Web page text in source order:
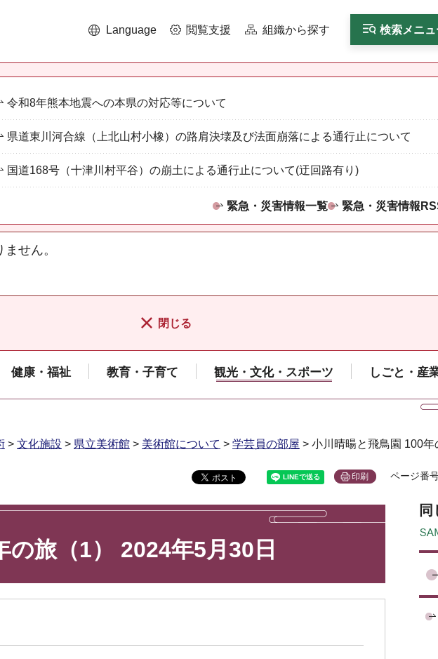
Language 閲覧支援 組織から探す 検索メニュ
令和8年熊本地震への本県の対応等について
県道東川河合線（上北山村小橡）の路肩決壊及び法面崩落による通行止について
国道168号（十津川村平谷）の崩土による通行止について(迂回路有り)
緊急・災害情報一覧 緊急・災害情報
せん。
閉じる
健康・福祉 教育・子育て 観光・文化・スポーツ しごと・産
> 文化施設 > 県立美術館 > 美術館について > 学芸員の部屋 > 小川晴暘と飛鳥園 100
印刷 ページ番
旅（1） 2024年5月30日